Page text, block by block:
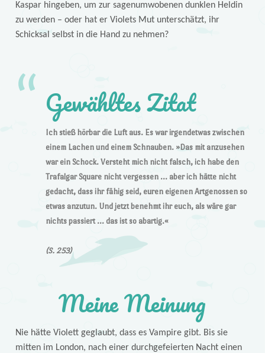
Kaspar hingeben, um zur sagenumwobenen dunklen Heldin
zu werden – oder hat er Violets Mut unterschätzt, ihr
Schicksal selbst in die Hand zu nehmen?
Gewähltes Zitat
Ich stieß hörbar die Luft aus. Es war irgendetwas zwischen
einem Lachen und einem Schnauben. »Das mit anzusehen
war ein Schock. Versteht mich nicht falsch, ich habe den
Trafalgar Square nicht vergessen … aber ich hätte nicht
gedacht, dass ihr fähig seid, euren eigenen Artgenossen so
etwas anzutun. Und jetzt benehmt ihr euch, als wäre gar
nichts passiert … das ist so abartig.«
(S. 253)
Meine Meinung
Nie hätte Violett geglaubt, dass es Vampire gibt. Bis sie
mitten im London, nach einer durchgefeierten Nacht einen